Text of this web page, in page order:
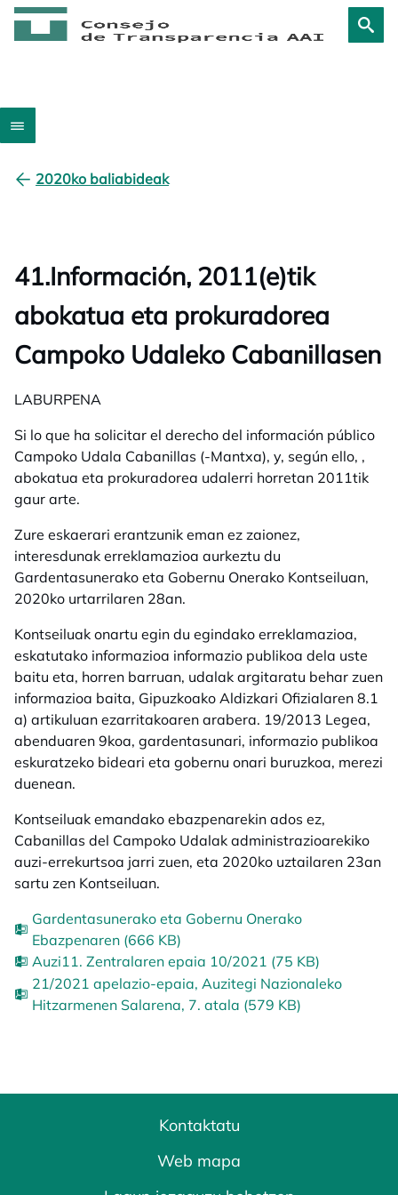
2020ko baliabideak
41.Información, 2011(e)tik
abokatua eta prokuradorea
Campoko Udaleko Cabanillasen
LABURPENA
Si lo que ha solicitar el derecho del información público
Campoko Udala Cabanillas (-Mantxa), y, según ello, ,
abokatua eta prokuradorea udalerri horretan 2011tik
gaur arte.
Zure eskaerari erantzunik eman ez zaionez,
interesdunak erreklamazioa aurkeztu du
Gardentasunerako eta Gobernu Onerako Kontseiluan,
2020ko urtarrilaren 28an.
Kontseiluak onartu egin du egindako erreklamazioa,
eskatutako informazioa informazio publikoa dela uste
baitu eta, horren barruan, udalak argitaratu behar zuen
informazioa baita, Gipuzkoako Aldizkari Ofizialaren 8.1
a) artikuluan ezarritakoaren arabera. 19/2013 Legea,
abenduaren 9koa, gardentasunari, informazio publikoa
eskuratzeko bideari eta gobernu onari buruzkoa, merezi
duenean.
Kontseiluak emandako ebazpenarekin ados ez,
Cabanillas del Campoko Udalak administrazioarekiko
auzi-errekurtsoa jarri zuen, eta 2020ko uztailaren 23an
sartu zen Kontseiluan.
Gardentasunerako eta Gobernu Onerako
Ebazpenaren (666 KB)
Auzi11. Zentralaren epaia 10/2021 (75 KB)
21/2021 apelazio-epaia, Auzitegi Nazionaleko
Hitzarmenen Salarena, 7. atala (579 KB)
Kontaktatu
Web mapa